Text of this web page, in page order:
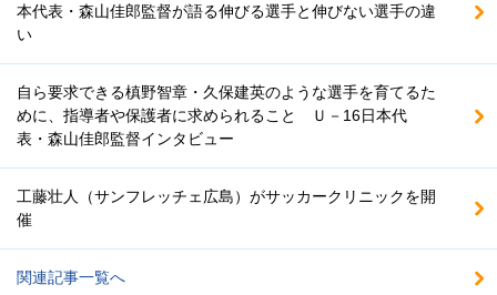
本代表・森山佳郎監督が語る伸びる選手と伸びない選手の違
い
自ら要求できる槙野智章・久保建英のような選手を育てるた
めに、指導者や保護者に求められること Ｕ－16日本代
表・森山佳郎監督インタビュー
工藤壮人（サンフレッチェ広島）がサッカークリニックを開
催
関連記事一覧へ